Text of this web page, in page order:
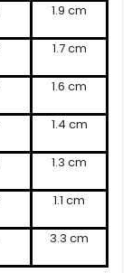
1.9 cm
1.7 cm
1.6 cm
1.4 cm
1.3 cm
1.1 cm
3.3 cm